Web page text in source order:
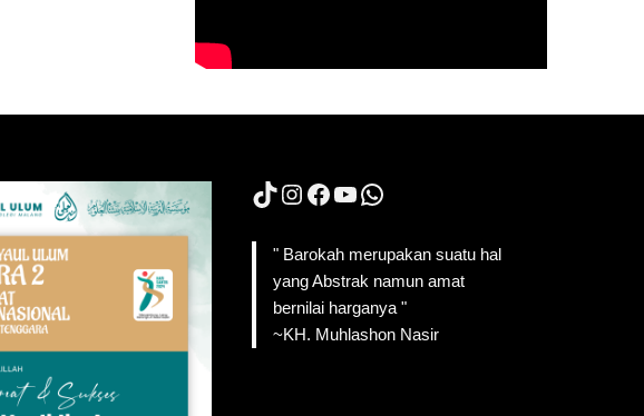
TikTok
Instagram
Facebook
YouTube
WhatsApp
" Barokah merupakan suatu hal
yang Abstrak namun amat
bernilai harganya "
~KH. Muhlashon Nasir